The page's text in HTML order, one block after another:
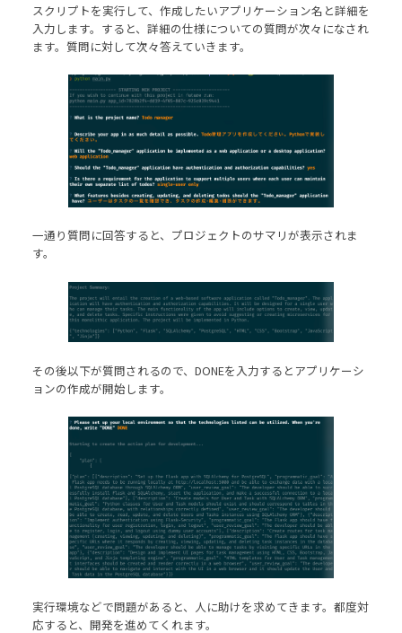
スクリプトを実行して、作成したいアプリケーション名と詳細を
入力します。すると、詳細の仕様についての質問が次々になされ
ます。質問に対して次々答えていきます。
一通り質問に回答すると、プロジェクトのサマリが表示されま
す。
その後以下が質問されるので、DONEを入力するとアプリケーシ
ョンの作成が開始します。
実行環境などで問題があると、人に助けを求めてきます。都度対
応すると、開発を進めてくれます。